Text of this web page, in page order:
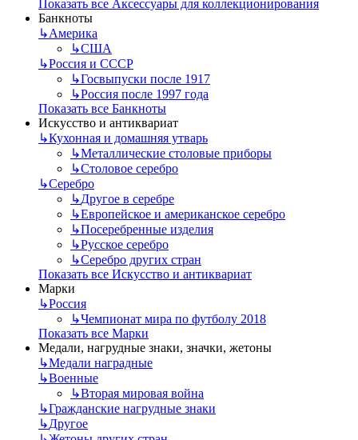
Показать все Аксессуары для коллекционирования
Банкноты
↳Америка
↳США
↳Россия и СССР
↳Госвыпуски после 1917
↳Россия после 1997 года
Показать все Банкноты
Искусство и антиквариат
↳Кухонная и домашняя утварь
↳Металлические столовые приборы
↳Столовое серебро
↳Серебро
↳Другое в серебре
↳Европейское и американское серебро
↳Посеребренные изделия
↳Русское серебро
↳Серебро других стран
Показать все Искусство и антиквариат
Марки
↳Россия
↳Чемпионат мира по футболу 2018
Показать все Марки
Медали, нагрудные знаки, значки, жетоны
↳Mедали наградные
↳Военные
↳Вторая мировая война
↳Гражданские нагрудные знаки
↳Другое